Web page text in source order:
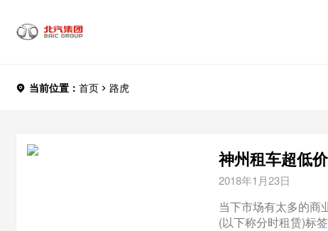
当前位置： 首页 路虎
神州租车超低
2018年1月23日
当下市场有太多的商
(以下称分时租赁)标